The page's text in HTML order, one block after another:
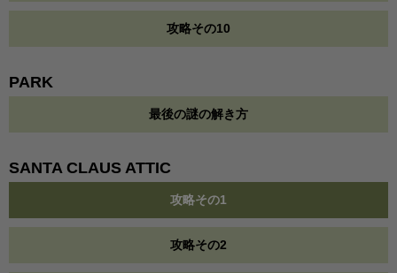
攻略その10
PARK
最後の謎の解き方
SANTA CLAUS ATTIC
攻略その1
攻略その2